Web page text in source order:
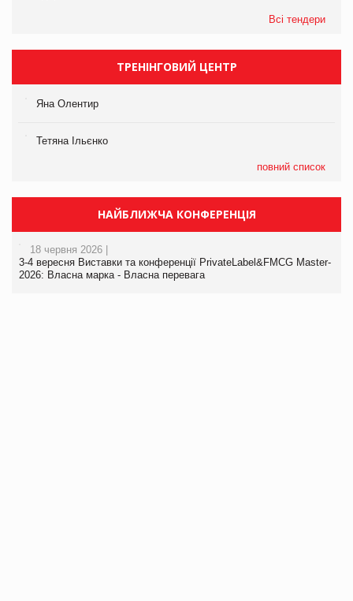
Всі тендери
ТРЕНІНГОВИЙ ЦЕНТР
Яна Олентир
Тетяна Ільєнко
повний список
НАЙБЛИЖЧА КОНФЕРЕНЦІЯ
18 червня 2026 |
3-4 вересня Виставки та конференції PrivateLabel&FMCG Master-
2026: Власна марка - Власна перевага